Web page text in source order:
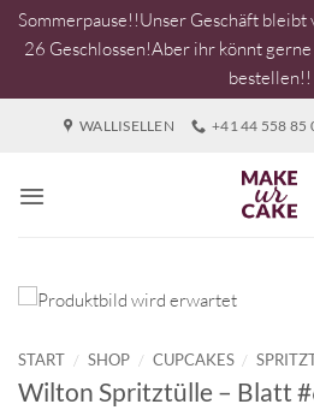
Sommerpause!!Unser Geschäft bleibt
26 Geschlossen!Aber ihr könnt
bestellen!!
WALLISELLEN +41 44 558 85
START / SHOP / CUPCAKES /
Wilton Spritztülle – Blatt